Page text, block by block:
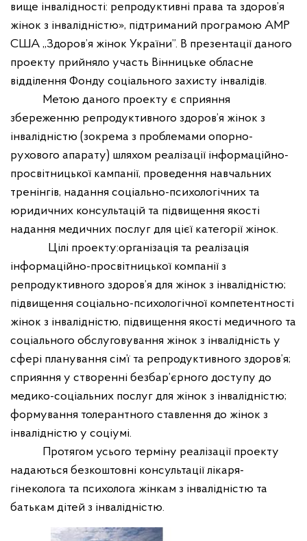
вище інвалідності: репродуктивні права та здоров’я
жінок з інвалідністю», підтриманий програмою АМР
США „Здоров’я жінок України”. В презентації даного
проекту прийняло участь Вінницьке обласне
відділення Фонду соціального захисту інвалідів.
Метою даного проекту є сприяння
збереженню репродуктивного здоров’я жінок з
інвалідністю (зокрема з проблемами опорно-
рухового апарату) шляхом реалізації інформаційно-
просвітницької кампанії, проведення навчальних
тренінгів, надання соціально-психологічних та
юридичних консультацій та підвищення якості
надання медичних послуг для цієї категорії жінок.
Цілі проекту:організація та реалізація
інформаційно-просвітницької компанії з
репродуктивного здоров’я для жінок з інвалідністю;
підвищення соціально-психологічної компетентності
жінок з інвалідністю, підвищення якості медичного та
соціального обслуговування жінок з інвалідність у
сфері планування сім’ї та репродуктивного здоров’я;
сприяння у створенні безбар’єрного доступу до
медико-соціальних послуг для жінок з інвалідністю;
формування толерантного ставлення до жінок з
інвалідністю у соціумі.
Протягом усього терміну реалізації проекту
надаються безкоштовні консультації лікаря-
гінеколога та психолога жінкам з інвалідністю та
батькам дітей з інвалідністю.